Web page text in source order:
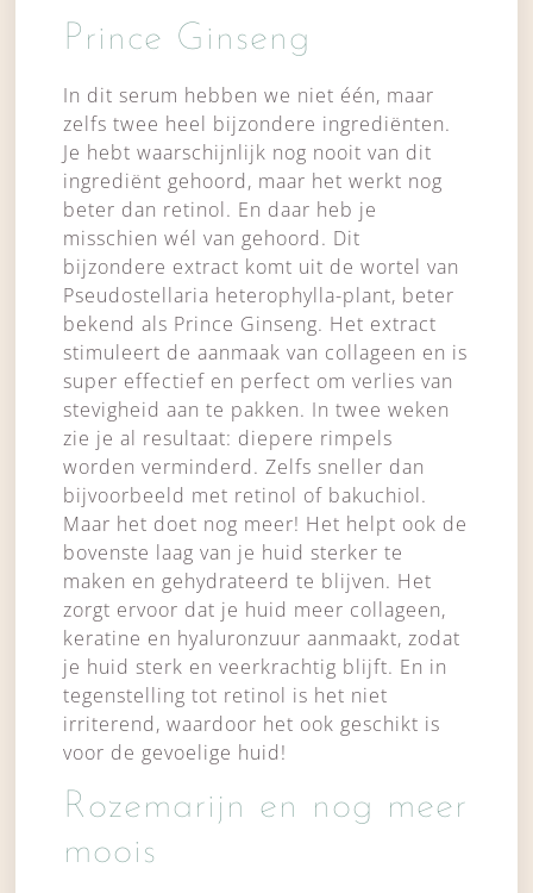
Prince Ginseng
In dit serum hebben we niet één, maar
zelfs twee heel bijzondere ingrediënten.
Je hebt waarschijnlijk nog nooit van dit
ingrediënt gehoord, maar het werkt nog
beter dan retinol. En daar heb je
misschien wél van gehoord. Dit
bijzondere extract komt uit de wortel van
Pseudostellaria heterophylla-plant, beter
bekend als Prince Ginseng. Het extract
stimuleert de aanmaak van collageen en is
super effectief en perfect om verlies van
stevigheid aan te pakken. In twee weken
zie je al resultaat: diepere rimpels
worden verminderd. Zelfs sneller dan
bijvoorbeeld met retinol of bakuchiol.
Maar het doet nog meer! Het helpt ook de
bovenste laag van je huid sterker te
maken en gehydrateerd te blijven. Het
zorgt ervoor dat je huid meer collageen,
keratine en hyaluronzuur aanmaakt, zodat
je huid sterk en veerkrachtig blijft. En in
tegenstelling tot retinol is het niet
irriterend, waardoor het ook geschikt is
voor de gevoelige huid!
Rozemarijn en nog meer
moois